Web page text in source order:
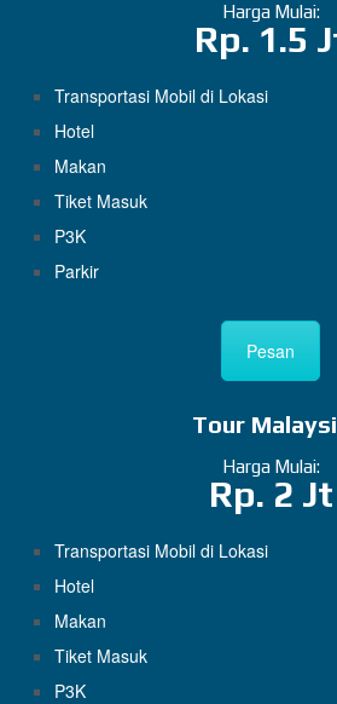
Harga Mulai:
Rp. 1.5
Transportasi Mobil di Lokasi
Hotel
Makan
Tiket Masuk
P3K
Parkir
Pesan
Tour
Harga Mulai:
Rp. 2 Jt
Transportasi Mobil di Lokasi
Hotel
Makan
Tiket Masuk
P3K